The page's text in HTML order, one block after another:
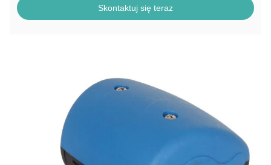
Skontaktuj się teraz